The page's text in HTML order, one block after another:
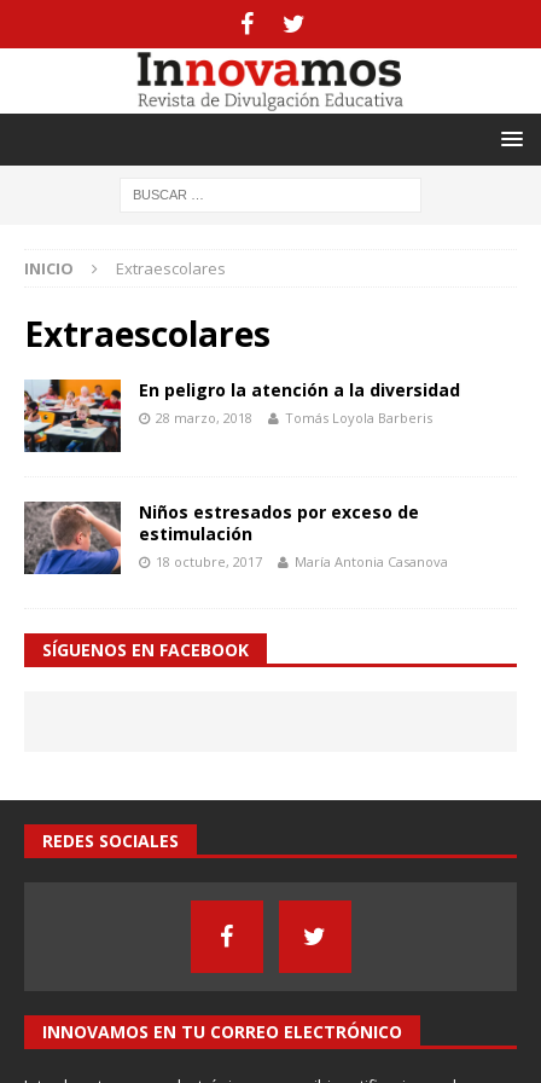
INICIO Extraescolares
Extraescolares
En peligro la atención a la diversidad
28 marzo, 2018 Tomás Loyola Barberis
Niños estresados por exceso de
estimulación
18 octubre, 2017 María Antonia Casanova
SÍGUENOS EN FACEBOOK
REDES SOCIALES
INNOVAMOS EN TU CORREO ELECTRÓNICO